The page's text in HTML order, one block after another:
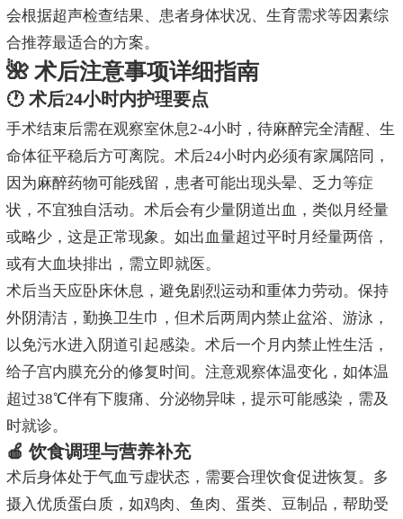
会根据超声检查结果、患者身体状况、生育需求等因素综
合推荐最适合的方案。
🌺 术后注意事项详细指南
🕐 术后24小时内护理要点
手术结束后需在观察室休息2-4小时，待麻醉完全清醒、生
命体征平稳后方可离院。术后24小时内必须有家属陪同，
因为麻醉药物可能残留，患者可能出现头晕、乏力等症
状，不宜独自活动。术后会有少量阴道出血，类似月经量
或略少，这是正常现象。如出血量超过平时月经量两倍，
或有大血块排出，需立即就医。
术后当天应卧床休息，避免剧烈运动和重体力劳动。保持
外阴清洁，勤换卫生巾，但术后两周内禁止盆浴、游泳，
以免污水进入阴道引起感染。术后一个月内禁止性生活，
给子宫内膜充分的修复时间。注意观察体温变化，如体温
超过38℃伴有下腹痛、分泌物异味，提示可能感染，需及
时就诊。
🍎 饮食调理与营养补充
术后身体处于气血亏虚状态，需要合理饮食促进恢复。多
摄入优质蛋白质，如鸡肉、鱼肉、蛋类、豆制品，帮助受